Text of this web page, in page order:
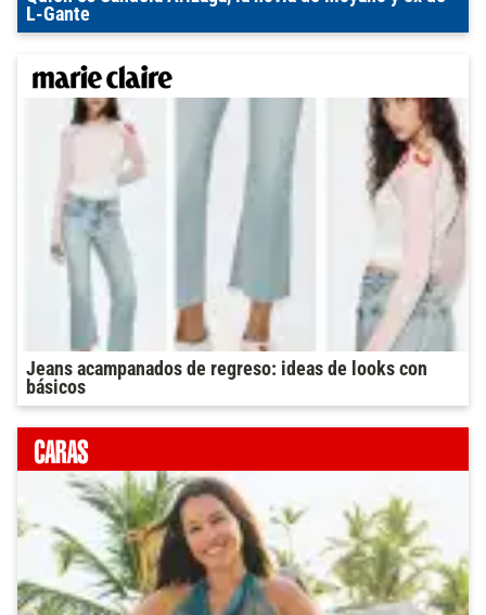
L-Gante
Jeans acampanados de regreso: ideas de looks con
básicos